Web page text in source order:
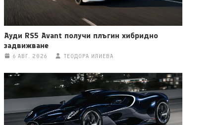
Ауди RS5 Avant получи плъгин хибридно
задвижване
6 АВГ. 2026 ТЕОДОРА ИЛИЕВА